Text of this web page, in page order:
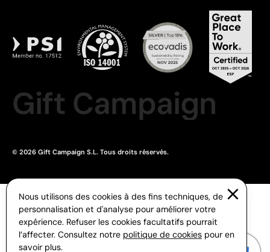
Gift Campaign
© 2026 Gift Campaign S.L. Tous droits réservés.
Nous utilisons des cookies à des fins techniques, de
personnalisation et d'analyse pour améliorer votre
expérience. Refuser les cookies facultatifs pourrait
l’affecter. Consultez notre politique de cookies pour en
savoir plus.